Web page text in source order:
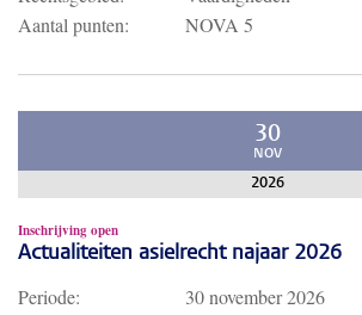
Aantal punten:
NOVA 5
30
NOV
2026
Inschrijving open
Actualiteiten asielrecht najaar 2026
Periode:
30 november 2026